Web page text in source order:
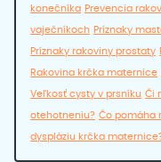
konečníka Prevencia
vaječníkoch Príznaky
Príznaky rakoviny prostaty
Rakovina krčka maternice
Veľkosť cysty v prsníku Či
otehotneniu? Čo pomáha
dyspláziu krčka